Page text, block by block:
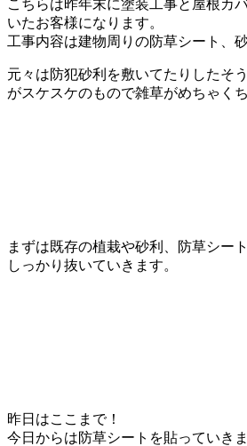
こちらは昨年末に塗装工事と屋根カ
いたお客様になります。
工事内容は建物周りの防草シート、
元々は防犯砂利を敷いてたりしたそ
がスケスケのもので雑草がめちゃく
まずは既存の植栽や砂利、防草シー
しっかり抜いていきます。
昨日はここまで！
今日からは防草シートを貼っていきま